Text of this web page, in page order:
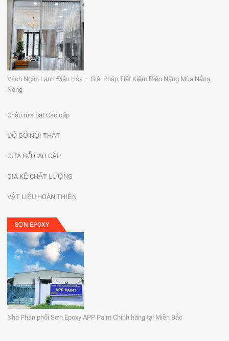
Vách Ngăn Lạnh Điều Hòa – Giải Pháp Tiết Kiệm Điện Năng Mùa Nắng
Nóng
Chậu rửa bát Cao cấp
ĐỒ GỖ NỘI THẤT
CỬA GỖ CAO CẤP
GIÁ KỆ CHẤT LƯỢNG
VẬT LIỆU HOÀN THIỆN
SƠN EPOXY
Nhà Phân phối Sơn Epoxy APP Paint Chính hãng tại Miền Bắc